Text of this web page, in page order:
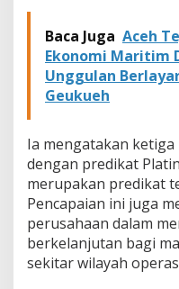
i
g
a
I
0
2
6
B
e
r
p
r
Baca Juga Aceh
Ekonomi Maritim
Unggulan
Geukueh
Ia mengatakan
dengan predikat
merupakan predikat
Pencapaian ini juga
perusahaan dalam
berkelanjutan bagi
sekitar wilayah